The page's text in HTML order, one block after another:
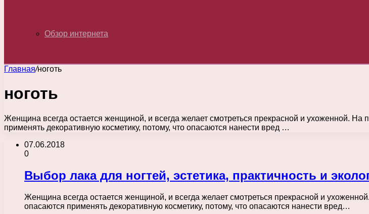
Обзор интернета
Главная/ноготь
ноготь
Женщина всегда остается женщиной, и всегда желает смотреться прекрасной и ухоженной.
применять декоративную косметику, потому, что опасаются нанести вред …
07.06.2018
0
Выбор лака для ногтей, эстетика, практичность и
Женщина всегда остается женщиной, и всегда желает смотреться прекрасной и
опасаются применять декоративную косметику, потому, что опасаются нанести вред…